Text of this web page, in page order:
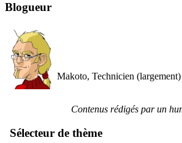
Blogueur
Makoto, Technicien
Contenus rédigés par un
Sélecteur de thème